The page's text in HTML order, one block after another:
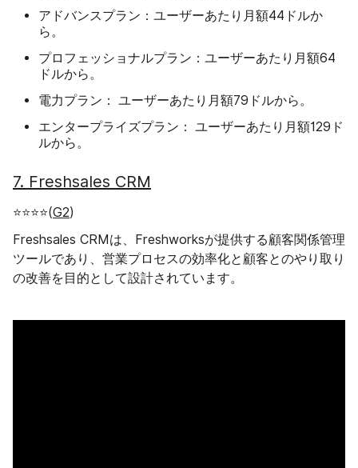
アドバンスプラン： ユーザーあたり月額44ドルか
ら。
プロフェッショナルプラン： ユーザーあたり月額64
ドルから。
電力プラン： ユーザーあたり月額79ドルから 。
エンタープライズプラン： ユーザーあたり月額129ド
ルから。
7. Freshsales CRM
⭐⭐⭐⭐(G2)
Freshsales CRMは、Freshworksが提供する顧客関係管理
ツールであり、営業プロセスの効率化と顧客とのやり取り
の改善を目的として設計されています。